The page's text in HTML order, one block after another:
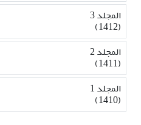
المجلد 3
(1412)
المجلد 2
(1411)
المجلد 1
(1410)